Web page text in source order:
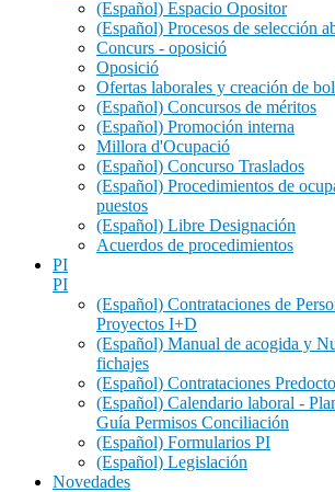
(Español) Espacio Opositor
(Español) Procesos de selección
Concurs - oposició
Oposició
Ofertas laborales y creación de
(Español) Concursos de méritos
(Español) Promoción interna
Millora d'Ocupació
(Español) Concurso Traslados
(Español) Procedimientos de
puestos
(Español) Libre Designación
Acuerdos de procedimientos
PI
PI
(Español) Contrataciones de
Proyectos I+D
(Español) Manual de acogida y
fichajes
(Español) Contrataciones
(Español) Calendario laboral -
Guía Permisos Conciliación
(Español) Formularios PI
(Español) Legislación
Novedades